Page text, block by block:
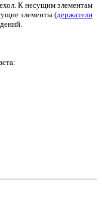
К несущим элементам
элементы (держатели